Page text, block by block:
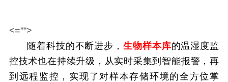
<="">
随着科技的不断进步，生物样本库的温湿度监
控技术也在持续升级，从实时采集到智能报警，再
到远程监控，实现了对样本存储环境的全方位掌